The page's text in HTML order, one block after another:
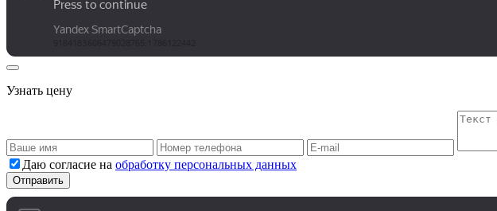
Узнать цену
Даю согласие на обработку персональных данных